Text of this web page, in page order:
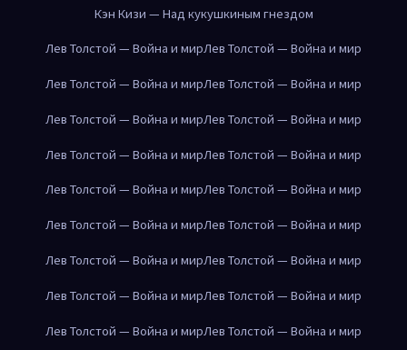
Кэн Кизи — Над кукушкиным гнездом
Лев Толстой — Война и мирЛев Толстой — Война и мир
Лев Толстой — Война и мирЛев Толстой — Война и мир
Лев Толстой — Война и мирЛев Толстой — Война и мир
Лев Толстой — Война и мирЛев Толстой — Война и мир
Лев Толстой — Война и мирЛев Толстой — Война и мир
Лев Толстой — Война и мирЛев Толстой — Война и мир
Лев Толстой — Война и мирЛев Толстой — Война и мир
Лев Толстой — Война и мирЛев Толстой — Война и мир
Лев Толстой — Война и мирЛев Толстой — Война и мир